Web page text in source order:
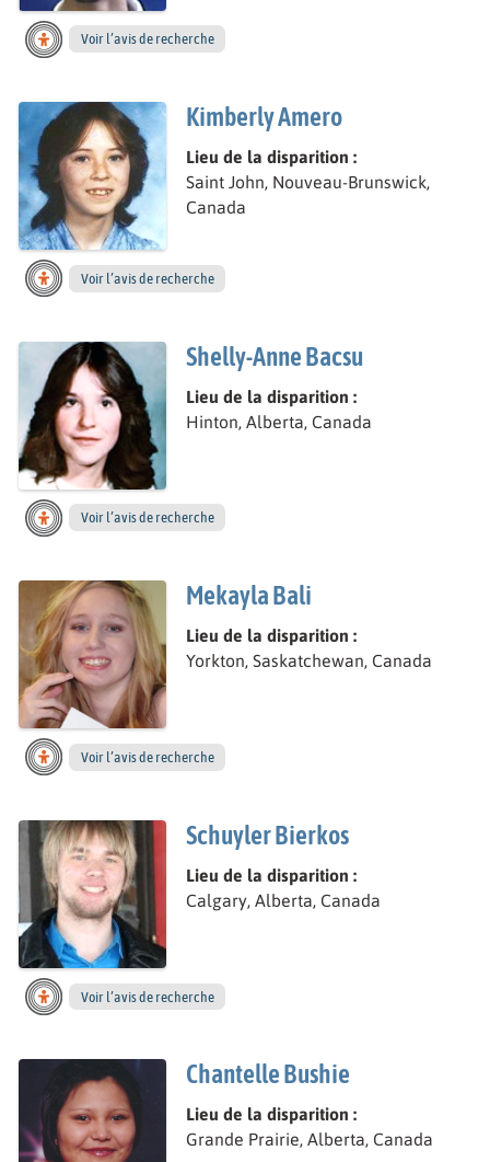
Voir l’avis de recherche
Kimberly Amero
Lieu de la disparition :
Saint John, Nouveau-Brunswick,
Canada
Voir l’avis de recherche
Shelly-Anne Bacsu
Lieu de la disparition :
Hinton, Alberta, Canada
Voir l’avis de recherche
Mekayla Bali
Lieu de la disparition :
Yorkton, Saskatchewan, Canada
Voir l’avis de recherche
Schuyler Bierkos
Lieu de la disparition :
Calgary, Alberta, Canada
Voir l’avis de recherche
Chantelle Bushie
Lieu de la disparition :
Grande Prairie, Alberta, Canada